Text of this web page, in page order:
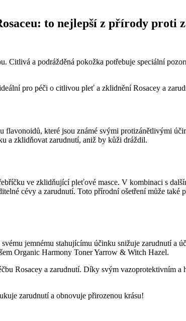
to nejlepší z přírody proti
Citlivá a podrážděná pokožka potřebuje speciální
pro péči o citlivou pleť a zklidnění Rosacey a
které jsou známé svými protizánětlivými
a zklidňovat zarudnutí, aniž by kůži dráždil.
ve zklidňující pleťové masce. V kombinaci s
cévy a zarudnutí. Toto přírodní ošetření může
jemnému stahujícímu účinku snižuje zarudnutí
Organic Harmony Toner Yarrow & Witch Hazel.
Rosacey a zarudnutí. Díky svým vazoprotektivním a
zarudnutí a obnovuje přirozenou krásu!